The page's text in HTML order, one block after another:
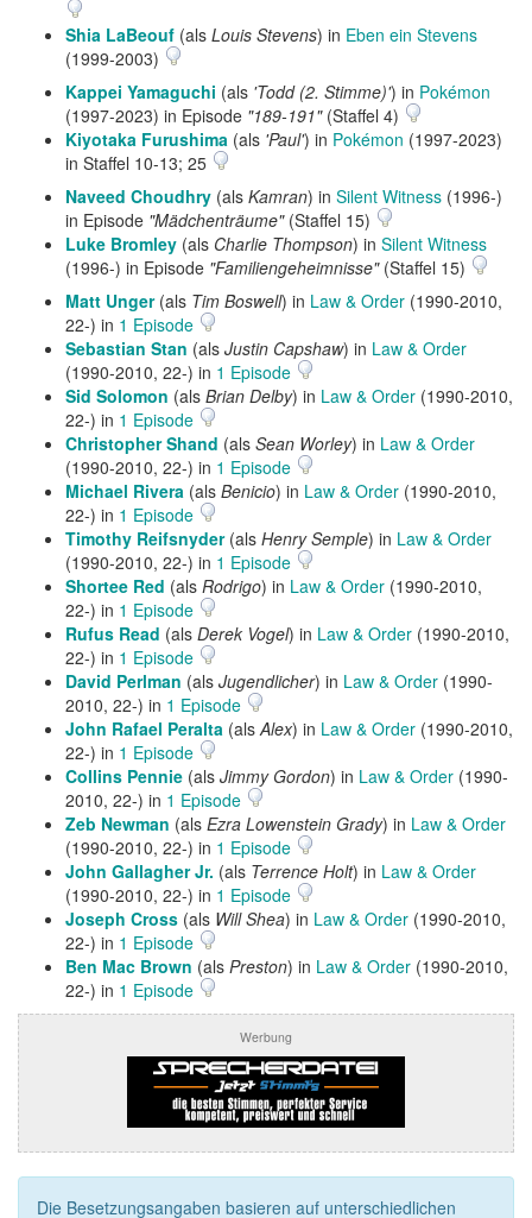
Shia LaBeouf (als Louis Stevens) in Eben ein Stevens
(1999-2003)
Kappei Yamaguchi (als 'Todd (2. Stimme)') in Pokémon
(1997-2023) in Episode "189-191"(Staffel 4)
Kiyotaka Furushima (als 'Paul') in Pokémon (1997-2023)
in Staffel 10-13; 25
Naveed Choudhry (als Kamran) in Silent Witness (1996-)
in Episode "Mädchenträume"(Staffel 15)
Luke Bromley (als Charlie Thompson) in Silent Witness
(1996-) in Episode "Familiengeheimnisse"(Staffel 15)
Matt Unger(als Tim Boswell) in Law & Order (1990-2010,
22-) in 1 Episode
Sebastian Stan (als Justin Capshaw) in Law & Order
(1990-2010, 22-) in 1 Episode
Sid Solomon (als Brian Delby) in Law & Order (1990-2010,
22-) in 1 Episode
Christopher Shand (als Sean Worley) in Law & Order
(1990-2010, 22-) in 1 Episode
Michael Rivera (als Benicio) in Law & Order (1990-2010,
22-) in 1 Episode
Timothy Reifsnyder(als Henry Semple) in Law & Order
(1990-2010, 22-) in 1 Episode
Shortee Red (als Rodrigo) in Law & Order (1990-2010,
22-) in 1 Episode
Rufus Read (als Derek Vogel) in Law & Order (1990-2010,
22-) in 1 Episode
David Perlman (als Jugendlicher) in Law & Order (1990-
2010, 22-) in 1 Episode
John Rafael Peralta (als Alex) in Law & Order (1990-2010,
22-) in 1 Episode
Collins Pennie (als Jimmy Gordon) in Law & Order (1990-
2010, 22-) in 1 Episode
Zeb Newman (als Ezra Lowenstein Grady) in Law & Order
(1990-2010, 22-) in 1 Episode
John Gallagher Jr. (als Terrence Holt) in Law & Order
(1990-2010, 22-) in 1 Episode
Joseph Cross (als Will Shea) in Law & Order (1990-2010,
22-) in 1 Episode
Ben Mac Brown (als Preston) in Law & Order (1990-2010,
22-) in 1 Episode
Werbung
Die Besetzungsangaben basieren auf unterschiedlichen